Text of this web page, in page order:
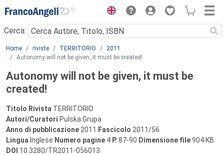
Menu
Cerca:
Main content
Home riviste TERRITORIO
2011
Autonomy will not be given, it must be created!
Autonomy will not be given, it must be
created!
Titolo Rivista TERRITORIO
Autori/Curatori Pulska Grupa
Anno di pubblicazione 2011 Fascicolo 2011/56
Lingua Inglese Numero pagine 4 P. 87-90 Dimensione file904 KB
DOI 10.3280/TR2011-056013